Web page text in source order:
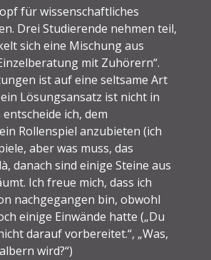
für wissenschaftliches
Drei Studierende nehmen teil,
sich eine Mischung aus
mit Zuhörern“.
ist auf eine seltsame Art
Lösungsansatz ist nicht in
ich, dem
Rollenspiel anzubieten (ich
aber was muss, das
danach sind einige Steine aus
Ich freue mich, dass ich
nachgegangen bin, obwohl
einige Einwände hatte („Du
darauf vorbereitet.“, „Was,
wird?“)